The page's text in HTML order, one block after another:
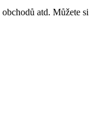
atd. Můžete si